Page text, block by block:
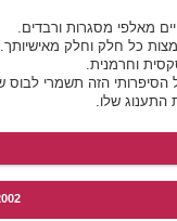
מאלפי מסגרות ורבדים.
כל חלק וחלק מאישיותך.
וחרמנית.
הסיפרותי הזה תשמרי לבוס
התענוג שלו.